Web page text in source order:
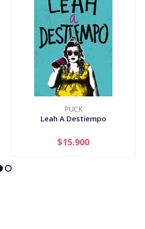
PUCK
Leah A Destiempo
+
$15.900